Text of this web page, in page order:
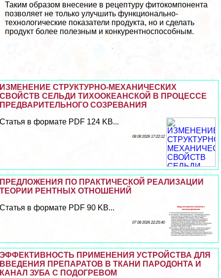
Таким образом внесение в рецептуру фитокомпонента
позволяет не только улучшить функционально-
технологические показатели продукта, но и сделать
продукт более полезным и конкурентноспособным.
ИЗМЕНЕНИЕ СТРУКТУРНО-МЕХАНИЧЕСКИХ
СВОЙСТВ СЕЛЬДИ ТИХООКЕАНСКОЙ В ПРОЦЕССЕ
ПРЕДВАРИТЕЛЬНОГО СОЗРЕВАНИЯ
Статья в формате PDF 124 KB...
08 08 2026 17:22:12
ПРЕДЛОЖЕНИЯ ПО ПРАКТИЧЕСКОЙ РЕАЛИЗАЦИИ
ТЕОРИИ РЕНТНЫХ ОТНОШЕНИЙ
Статья в формате PDF 90 KB...
07 08 2026 22:25:40
ЭФФЕКТИВНОСТЬ ПРИМЕНЕНИЯ УСТРОЙСТВА ДЛЯ
ВВЕДЕНИЯ ПРЕПАРАТОВ В ТКАНИ ПАРОДОНТА И
КАНАЛ ЗУБА С ПОДОГРЕВОМ